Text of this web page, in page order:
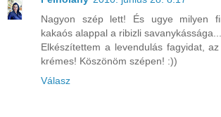
Nagyon szép lett! És ugye milyen
kakaós alappal a ribizli savanykássága...
Elkészítettem a levendulás fagyidat,
krémes! Köszönöm szépen! :))
Válasz